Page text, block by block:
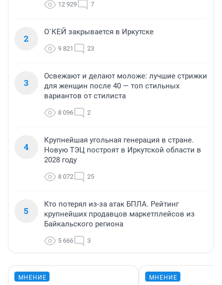
12 929 7
2
О`КЕЙ закрывается в Иркутске
9 821 23
3
Освежают и делают моложе: лучшие стрижки
для женщин после 40 — топ стильных
вариантов от стилиста
8 096 2
4
Крупнейшая угольная генерация в стране.
Новую ТЭЦ построят в Иркутской области в
2028 году
8 072 25
5
Кто потерял из-за атак БПЛА. Рейтинг
крупнейших продавцов маркетплейсов из
Байкальского региона
5 666 3
МНЕНИЕ МНЕНИЕ